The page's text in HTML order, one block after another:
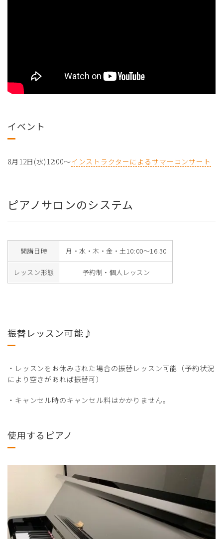
イベント
8月12日(水)12:00～インストラクターによるサマーコンサート
ピアノサロンのシステム
開講日時 月・水・木・金・土10:00～16:30
レッスン形態 予約制・個人レッスン
振替レッスン可能♪
・レッスンをお休みされた場合の振替レッスン可能（予約状況
により空きがあれば振替可）
・キャンセル時のキャンセル料はかかりません。
使用するピアノ